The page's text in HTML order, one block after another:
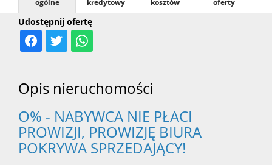
za
Udostępnij ofertę
ogólne
kredytowy
kosztów
oferty
Opis nieruchomości
O% - NABYWCA NIE PŁACI
PROWIZJI, PROWIZJĘ BIURA
POKRYWA SPRZEDAJĄCY!